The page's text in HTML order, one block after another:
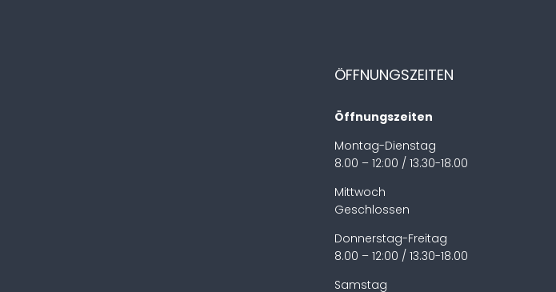
ÖFFNUNGSZEITEN
Öffnungszeiten
Montag-Dienstag
8.00 – 12:00 / 13.30-18.00
Mittwoch
Geschlossen
Donnerstag-Freitag
8.00 – 12:00 / 13.30-18.00
Samstag